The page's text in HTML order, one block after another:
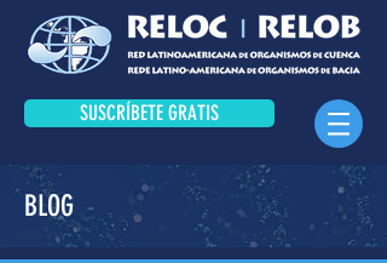
SUSCRÍBETE GRATIS
BLOG